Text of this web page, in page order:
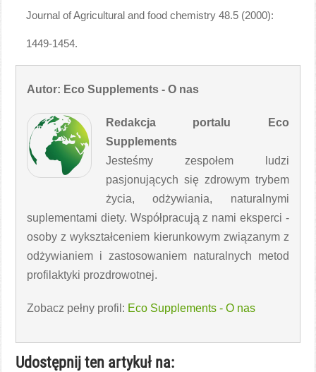
Journal of Agricultural and food chemistry 48.5 (2000):
1449-1454.
Autor: Eco Supplements - O nas
Redakcja portalu Eco
Supplements
Jesteśmy zespołem ludzi
pasjonujących się zdrowym trybem
życia, odżywiania, naturalnymi
suplementami diety. Współpracują z nami eksperci -
osoby z wykształceniem kierunkowym związanym z
odżywianiem i zastosowaniem naturalnych metod
profilaktyki prozdrowotnej.
Zobacz pełny profil: Eco Supplements - O nas
Udostępnij ten artykuł na: